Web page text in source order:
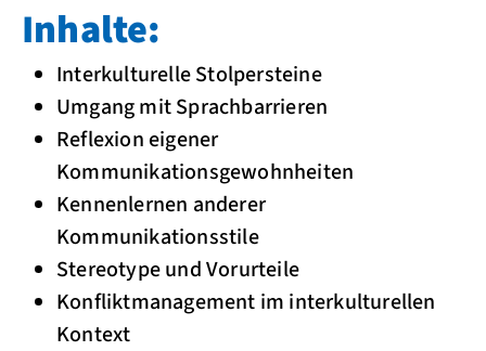
Inhalte:
Interkulturelle Stolpersteine
Umgang mit Sprachbarrieren
Reflexion eigener
Kommunikationsgewohnheiten
Kennenlernen anderer
Kommunikationsstile
Stereotype und Vorurteile
Konfliktmanagement im interkulturellen
Kontext